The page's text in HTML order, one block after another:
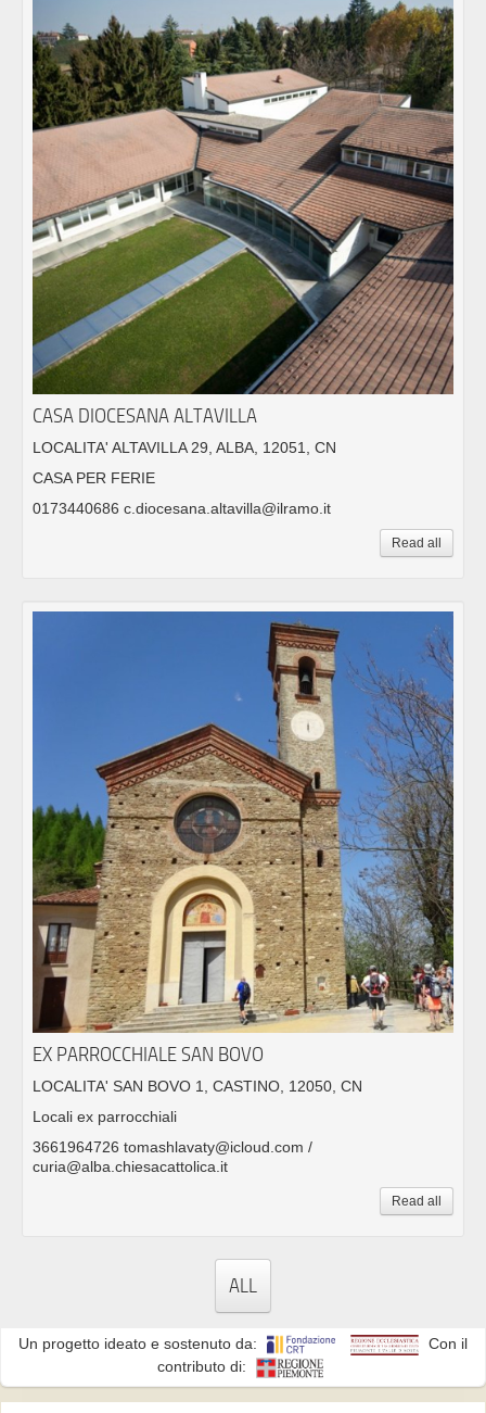
CASA DIOCESANA ALTAVILLA
LOCALITA' ALTAVILLA 29, ALBA, 12051, CN
CASA PER FERIE
0173440686 c.diocesana.altavilla@ilramo.it
Read all
EX PARROCCHIALE SAN BOVO
LOCALITA' SAN BOVO 1, CASTINO, 12050, CN
Locali ex parrocchiali
3661964726 tomashlavaty@icloud.com /
curia@alba.chiesacattolica.it
Read all
ALL
Un progetto ideato e sostenuto da:
Con il
contributo di: